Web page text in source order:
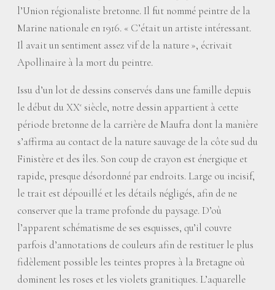
l’Union régionaliste bretonne. Il fut nommé peintre de la
Marine nationale en 1916. « C’était un artiste intéressant.
Il avait un sentiment assez vif de la nature», écrivait
Apollinaire à la mort du peintre.
Issu d’un lot de dessins conservés dans une famille depuis
le début du XXe siècle, notre dessin appartient à cette
période bretonne de la carrière de Maufra dont la manière
s’affirma au contact de la nature sauvage de la côte sud du
Finistère et des îles. Son coup de crayon est énergique et
rapide, presque désordonné par endroits. Large ou incisif,
le trait est dépouillé et les détails négligés, afin de ne
conserver que la trame profonde du paysage. D’où
l’apparent schématisme de ses esquisses, qu’il couvre
parfois d’annotations de couleurs afin de restituer le plus
fidèlement possible les teintes propres à la Bretagne où
dominent les roses et les violets granitiques. L’aquarelle